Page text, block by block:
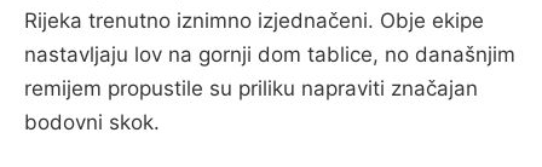
Rijeka trenutno iznimno izjednačeni. Obje ekipe
nastavljaju lov na gornji dom tablice, no današnjim
remijem propustile su priliku napraviti značajan
bodovni skok.